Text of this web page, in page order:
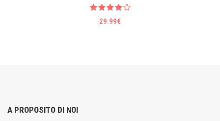
29.99€
A PROPOSITO DI NOI